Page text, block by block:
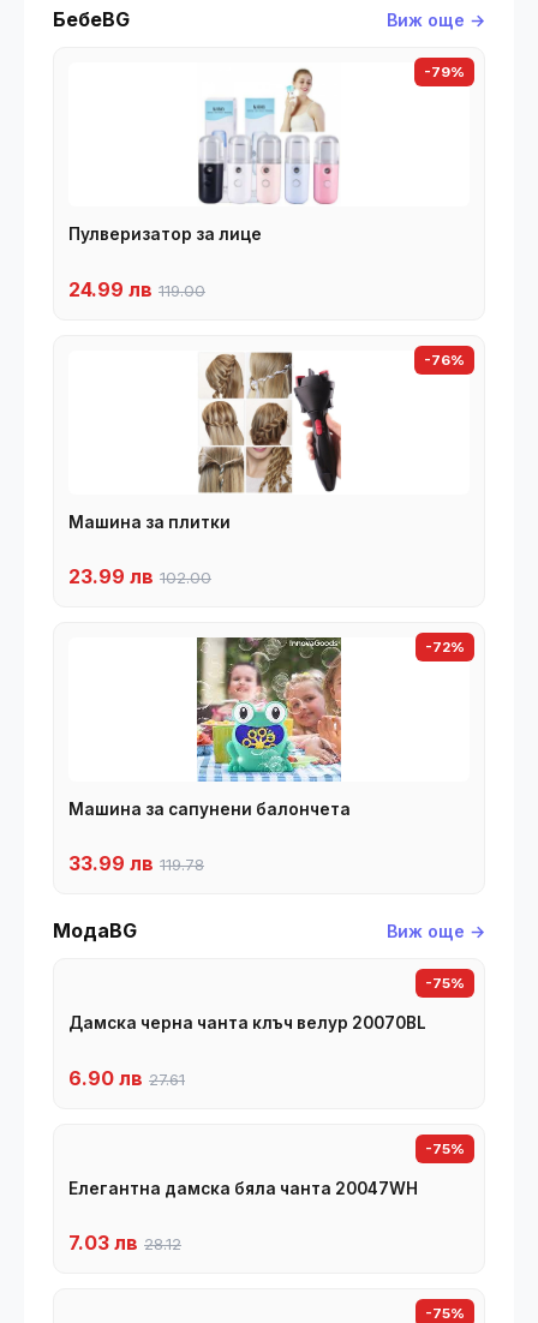
БебеBG Виж още →
-79%
Пулверизатор за лице
24.99 лв 119.00
-76%
Машина за плитки
23.99 лв 102.00
-72%
Машина за сапунени балончета
33.99 лв 119.78
МодаBG Виж още →
-75%
Дамска черна чанта клъч велур 20070BL
6.90 лв 27.61
-75%
Елегантна дамска бяла чанта 20047WH
7.03 лв 28.12
-75%